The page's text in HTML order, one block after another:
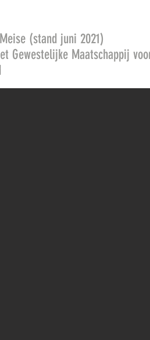
(stand juni 2021)
Gewestelijke Maatschappij